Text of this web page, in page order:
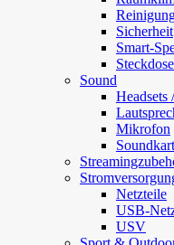
Sicherheit
Smart-
Sound
Mikrofon
Netzteile
USB-
USV